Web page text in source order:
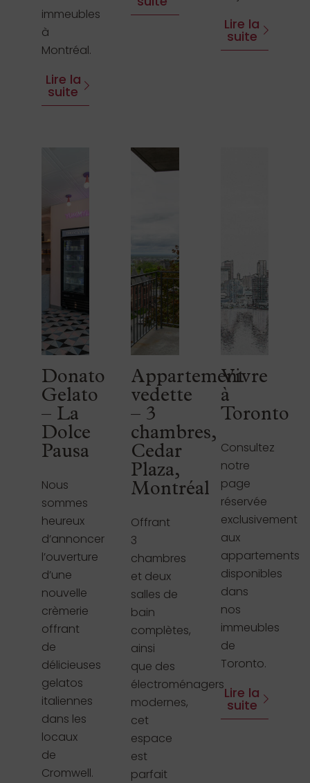
immeubles
à
Montréal.
Lire la
suite
Lire la
suite
Donato
Gelato
– La
Dolce
Pausa
Nous
sommes
heureux
d’annoncer
l’ouverture
d’une
nouvelle
crèmerie
offrant
de
délicieuses
gelatos
italiennes
dans les
locaux
de
Cromwell.
Appartement
vedette
– 3
chambres,
Cedar
Plaza,
Montréal
Offrant
3
chambres
et deux
salles de
bain
complètes,
ainsi
que des
électroménagers
modernes,
cet
espace
est
parfait
Vivre
à
Toronto
Consultez
notre
page
réservée
exclusivement
aux
appartements
disponibles
dans
nos
immeubles
de
Toronto.
Lire la
suite